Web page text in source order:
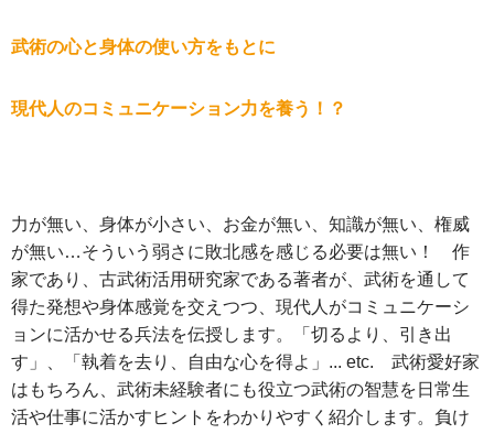
武術の心と身体の使い方をもとに
現代人のコミュニケーション力を養う！？
力が無い、身体が小さい、お金が無い、知識が無い、権威
が無い…そういう弱さに敗北感を感じる必要は無い！ 作
家であり、古武術活用研究家である著者が、武術を通して
得た発想や身体感覚を交えつつ、現代人がコミュニケーシ
ョンに活かせる兵法を伝授します。「切るより、引き出
す」、「執着を去り、自由な心を得よ」... etc. 武術愛好家
はもちろん、武術未経験者にも役立つ武術の智慧を日常生
活や仕事に活かすヒントをわかりやすく紹介します。負け